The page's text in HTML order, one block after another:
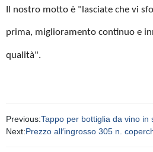
Il nostro motto è "lasciate che vi
prima, miglioramento continuo e
qualità".
Previous:Tappo per bottiglia da vino
Next:Prezzo all′ingrosso 305 n.